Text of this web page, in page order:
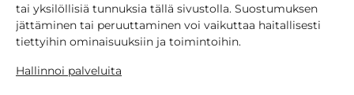
tai yksilöllisiä tunnuksia tällä sivustolla. Suostumuksen
jättäminen tai peruuttaminen voi vaikuttaa haitallisesti
tiettyihin ominaisuuksiin ja toimintoihin.
Hallinnoi palveluita